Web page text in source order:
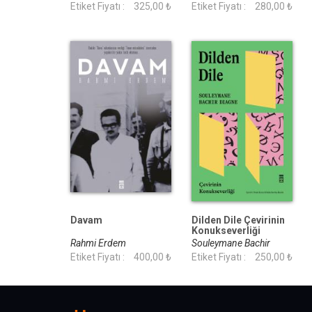
Etiket Fiyatı :
325,00 ₺
Etiket Fiyatı :
280,00 ₺
Davam
Rahmi Erdem
Etiket Fiyatı :
400,00 ₺
Dilden Dile Çevirinin
Konukseverliği
Souleymane Bachir
Diagne
Etiket Fiyatı : 250,00 ₺